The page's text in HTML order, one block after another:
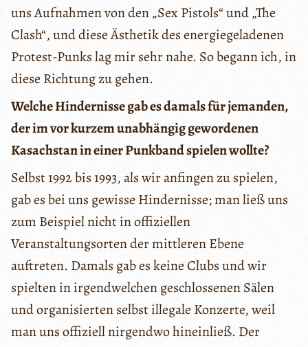
uns Aufnahmen von den „Sex Pistols“ und „The
Clash“, und diese Ästhetik des energiegeladenen
Protest-Punks lag mir sehr nahe. So begann ich, in
diese Richtung zu gehen.
Welche Hindernisse gab es damals für jemanden,
der im vor kurzem unabhängig gewordenen
Kasachstan in einer Punkband spielen wollte?
Selbst 1992 bis 1993, als wir anfingen zu spielen,
gab es bei uns gewisse Hindernisse; man ließ uns
zum Beispiel nicht in offiziellen
Veranstaltungsorten der mittleren Ebene
auftreten. Damals gab es keine Clubs und wir
spielten in irgendwelchen geschlossenen Sälen
und organisierten selbst illegale Konzerte, weil
man uns offiziell nirgendwo hineinließ. Der